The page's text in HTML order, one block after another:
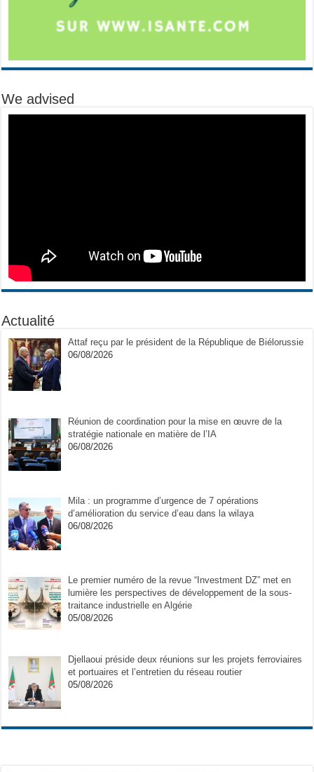
We advised
Actualité
Attaf reçu par le président de la République de Biélorussie
06/08/2026
Réunion de coordination pour la mise en œuvre de la
stratégie nationale en matière de l’IA
06/08/2026
Mila : un programme d’urgence de 7 opérations
d’amélioration du service d’eau dans la wilaya
06/08/2026
Le premier numéro de la revue “Investment DZ” met en
lumière les perspectives de développement de la sous-
traitance industrielle en Algérie
05/08/2026
Djellaoui préside deux réunions sur les projets ferroviaires
et portuaires et l’entretien du réseau routier
05/08/2026